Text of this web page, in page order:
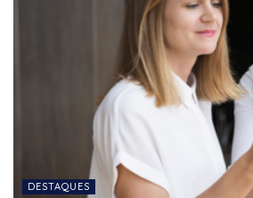
DESTAQUES